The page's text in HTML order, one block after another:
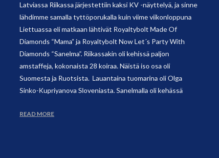
Latviassa Riikassa järjestettiin kaksi KV -näyttelyä, ja sinne
lähdimme samalla tyttöporukalla kuin viime viikonloppuna
Liettuassa eli matkaan lähtivät Royaltybolt Made Of
Diamonds “Mama” ja Royaltybolt Now Let´s Party With
Diamonds “Sanelma”. Riikassakin oli kehissä paljon
amstaffeja, kokonaista 28 koiraa. Näistä iso osa oli
Suomesta ja Ruotsista. Lauantaina tuomarina oli Olga
Sinko-Kupriyanova Sloveniasta. Sanelmalla oli kehässä
READ MORE